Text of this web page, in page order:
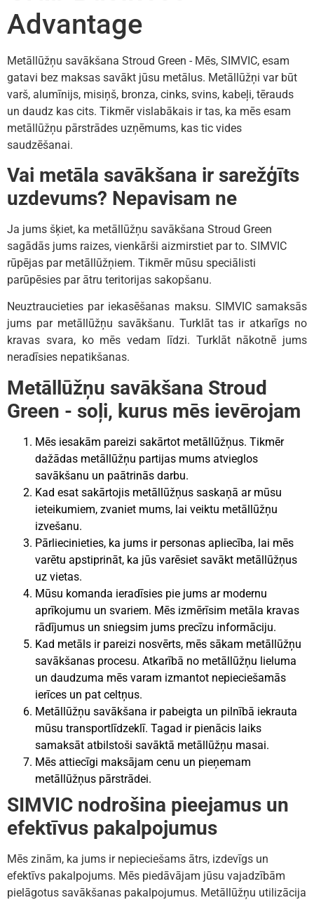
Advantage
Metāllūžņu savākšana Stroud Green - Mēs, SIMVIC, esam
gatavi bez maksas savākt jūsu metālus. Metāllūžņi var būt
varš, alumīnijs, misiņš, bronza, cinks, svins, kabeļi, tērauds
un daudz kas cits. Tikmēr vislabākais ir tas, ka mēs esam
metāllūžņu pārstrādes uzņēmums, kas tic vides
saudzēšanai.
Vai metāla savākšana ir sarežģīts
uzdevums? Nepavisam ne
Ja jums šķiet, ka metāllūžņu savākšana Stroud Green
sagādās jums raizes, vienkārši aizmirstiet par to. SIMVIC
rūpējas par metāllūžņiem. Tikmēr mūsu speciālisti
parūpēsies par ātru teritorijas sakopšanu.
Neuztraucieties par iekasēšanas maksu. SIMVIC samaksās
jums par metāllūžņu savākšanu. Turklāt tas ir atkarīgs no
kravas svara, ko mēs vedam līdzi. Turklāt nākotnē jums
neradīsies nepatikšanas.
Metāllūžņu savākšana Stroud
Green - soļi, kurus mēs ievērojam
Mēs iesakām pareizi sakārtot metāllūžņus. Tikmēr
dažādas metāllūžņu partijas mums atvieglos
savākšanu un paātrinās darbu.
Kad esat sakārtojis metāllūžņus saskaņā ar mūsu
ieteikumiem, zvaniet mums, lai veiktu metāllūžņu
izvešanu.
Pārliecinieties, ka jums ir personas apliecība, lai mēs
varētu apstiprināt, ka jūs varēsiet savākt metāllūžņus
uz vietas.
Mūsu komanda ieradīsies pie jums ar modernu
aprīkojumu un svariem. Mēs izmērīsim metāla kravas
rādījumus un sniegsim jums precīzu informāciju.
Kad metāls ir pareizi nosvērts, mēs sākam metāllūžņu
savākšanas procesu. Atkarībā no metāllūžņu lieluma
un daudzuma mēs varam izmantot nepieciešamās
ierīces un pat celtņus.
Metāllūžņu savākšana ir pabeigta un pilnībā iekrauta
mūsu transportlīdzeklī. Tagad ir pienācis laiks
samaksāt atbilstoši savāktā metāllūžņu masai.
Mēs attiecīgi maksājam cenu un pieņemam
metāllūžņus pārstrādei.
SIMVIC nodrošina pieejamus un
efektīvus pakalpojumus
Mēs zinām, ka jums ir nepieciešams ātrs, izdevīgs un
efektīvs pakalpojums. Mēs piedāvājam jūsu vajadzībām
pielāgotus savākšanas pakalpojumus. Metāllūžņu utilizācija